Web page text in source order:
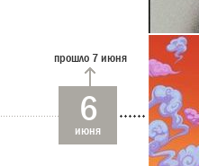
прошло 7 июня
6
июня